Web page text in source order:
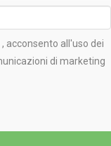
, acconsento all'uso dei
di marketing